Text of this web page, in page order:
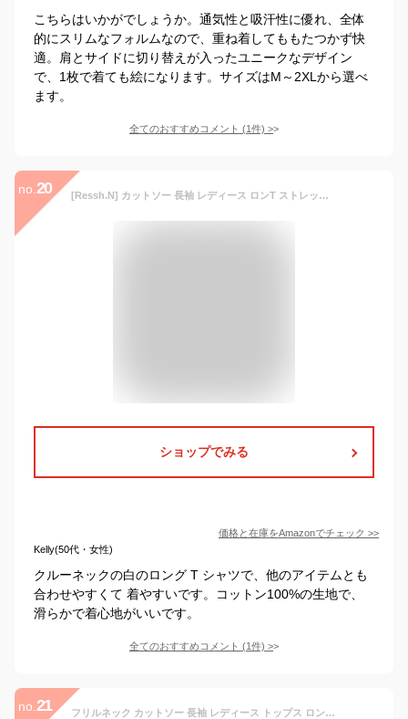
こちらはいかがでしょうか。通気性と吸汗性に優れ、全体
的にスリムなフォルムなので、重ね着してももたつかず快
適。肩とサイドに切り替えが入ったユニークなデザイン
で、1枚で着ても絵になります。サイズはM～2XLから選べ
ます。
全てのおすすめコメント (1件) >
no. 20 [Ressh.N] カットソー 長袖 レディース ロンT ストレッチ Tシャツ ロンティー 綿100％ クルーネック (M, ホワイト)
ショップでみる
価格と在庫をAmazonでチェック >>
Kelly(50代・女性)
クルーネックの白のロング T シャツで、他のアイテムとも
合わせやすくて 着やすいです。コットン100%の生地で、
滑らかで着心地がいいです。
全てのおすすめコメント (1件) >
no. 21 フリルネック カットソー 長袖 レディース トップス ロンT ハイネック ロングスリーブ 秋冬 春秋 tシャツ プルオーバー タイト フェミニン 重ね着 レイヤード インナー 裾フレア フリル シンプル 着回し ストレッチ 柔らかい 春 秋 冬 無地 通勤 オフィス 白 可愛い